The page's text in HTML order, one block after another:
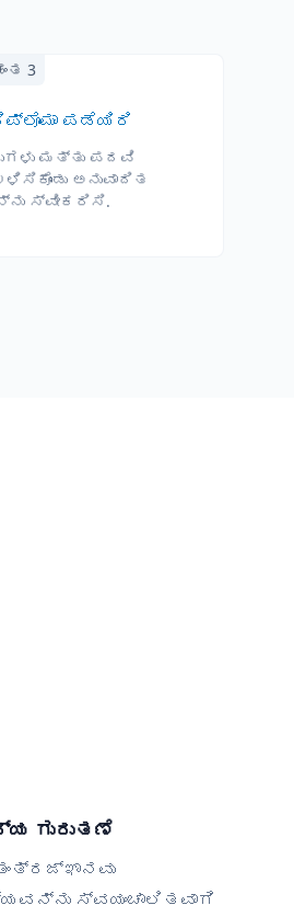
3
ಪಡೆಯಿರಿ
ಮತ್ತು ಪದವಿ
ಅನುವಾದಿತ
ಸ್ವೀಕರಿಸಿ.
ಗುರುತಣೆ
ಸ್ವಯಂಚಾಲಿತವಾಗಿ